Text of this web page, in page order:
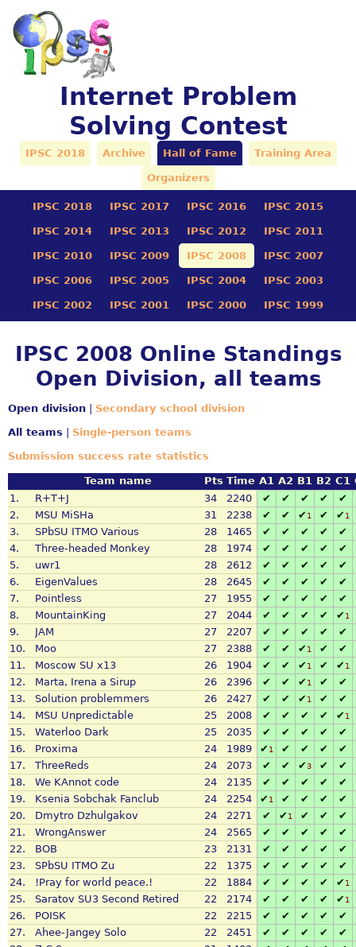
Internet Problem
Solving Contest
IPSC 2018 Archive Hall of Fame Training Area
Organizers
IPSC 2018 IPSC 2017 IPSC 2016 IPSC 2015
IPSC 2014 IPSC 2013 IPSC 2012 IPSC 2011
IPSC 2010 IPSC 2009 IPSC 2008 IPSC 2007
IPSC 2006 IPSC 2005 IPSC 2004 IPSC 2003
IPSC 2002 IPSC 2001 IPSC 2000 IPSC 1999
IPSC 2008 Online Standings
Open Division, all teams
Open division
Secondary school division
All teams
Single-person teams
Submission success rate statistics
Team name Pts Time A1 A2 B1 B2 C1
1.
R+T+J 34 2240 ✔ ✔ ✔ ✔
✔
2.
MSU MiSHa 31 2238 ✔ ✔ ✔1 ✔ ✔1
3. SPbSU ITMO Various 28 1465 ✔ ✔ ✔ ✔
✔
4.
Three-headed Monkey 28 1974 ✔ ✔ ✔ ✔
✔
5.
uwr1 28 2612 ✔ ✔ ✔ ✔
✔
6.
EigenValues 28 2645 ✔ ✔ ✔ ✔
✔
7.
Pointless 27 1955 ✔ ✔ ✔ ✔
✔
8.
MountainKing 27 2044 ✔ ✔ ✔ ✔ ✔1
9. JAM 27 2207 ✔ ✔ ✔ ✔
✔
10.
Moo 27 2388 ✔ ✔ ✔1 ✔
✔
11.
Moscow SU x13 26 1904 ✔ ✔ ✔1 ✔ ✔1
12. Marta, Irena a Sirup 26 2396 ✔ ✔ ✔1 ✔
✔
13.
Solution problemmers 26 2427 ✔ ✔ ✔1 ✔
✔
14.
MSU Unpredictable 25 2008 ✔ ✔ ✔ ✔ ✔1
15. Waterloo Dark 25 2035 ✔ ✔ ✔ ✔
✔
16.
Proxima 24 1989 ✔1 ✔ ✔ ✔
✔
17.
ThreeReds 24 2073 ✔ ✔ ✔3 ✔
✔
18.
We KAnnot code 24 2135 ✔ ✔ ✔ ✔
✔
19.
Ksenia Sobchak Fanclub 24 2254 ✔1 ✔ ✔ ✔
✔
20.
Dmytro Dzhulgakov 24 2271 ✔ ✔1 ✔ ✔
✔
21.
WrongAnswer 24 2565 ✔ ✔ ✔ ✔
✔
22.
BOB 23 2131 ✔ ✔ ✔ ✔
✔
23.
SPbSU ITMO Zu 22 1375 ✔ ✔ ✔ ✔
✔
24.
!Pray for world peace.! 22 1884 ✔ ✔ ✔ ✔ ✔1
25. Saratov SU3 Second Retired 22 2174 ✔ ✔ ✔ ✔ ✔1
26. POISK 22 2215 ✔ ✔ ✔ ✔ ✔
27.
Ahee-Jangey Solo 22 2451 ✔ ✔ ✔ ✔
✔